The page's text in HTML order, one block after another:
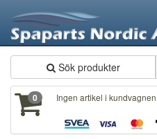
Sök produkter
0
Ingen artikel i kundvagnen